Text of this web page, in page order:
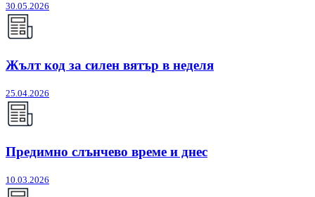
30.05.2026
Жълт код за силен вятър в неделя
25.04.2026
Предимно слънчево време и днес
10.03.2026